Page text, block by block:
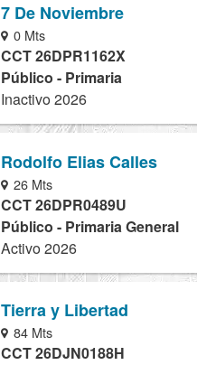
7 De Noviembre
0 Mts
CCT 26DPR1162X
Público - Primaria
Inactivo 2026
Rodolfo Elias Calles
26 Mts
CCT 26DPR0489U
Público - Primaria General
Activo 2026
Tierra y Libertad
84 Mts
CCT 26DJN0188H